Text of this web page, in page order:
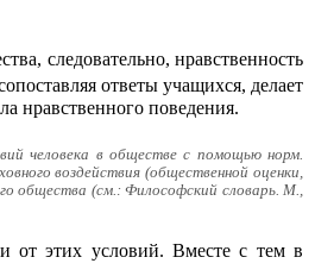
следовательно, нравственность
ответы учащихся, делает
нравственного поведения.
человека в обществе с помощью норм.
воздействия (общественной оценки,
общества (см.: Философский словарь. М.,
от этих условий. Вместе с тем в